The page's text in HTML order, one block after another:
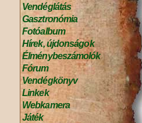
Vendéglátás
Gasztronómia
Fotóalbum
Hírek, újdonságok
Élménybeszámolók
Fórum
Vendégkönyv
Linkek
Webkamera
Játék